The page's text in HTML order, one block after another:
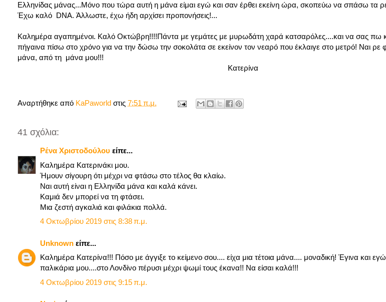
Ελληνίδας μάνας...Μόνο που τώρα αυτή η μάνα είμαι εγώ και σαν έρθει εκείνη ώρα, σκοπεύω να σπάσω τα
Έχω καλό DNA. Άλλωστε, έχω ήδη αρχίσει προπονήσεις!...
Καλημέρα αγαπημένοι. Καλό Οκτώβρη!!!!Πάντα με γεμάτες με μυρωδάτη χαρά κατσαρόλες....και να σας πω
πήγαινα πίσω στο χρόνο για να την δώσω την σοκολάτα σε εκείνον τον νεαρό που έκλαιγε στο μετρό! Ναι ρε
μάνα, από τη μάνα μου!!!
Κατερίνα
Αναρτήθηκε από KaPaworld στις 7:51 π.μ.
41 σχόλια:
Ρένα Χριστοδούλου είπε...
Καλημέρα Κατερινάκι μου.
Ήμουν σίγουρη ότι μέχρι να φτάσω στο τέλος θα κλαίω.
Ναι αυτή είναι η Ελληνίδα μάνα και καλά κάνει.
Καμιά δεν μπορεί να τη φτάσει.
Μια ζεστή αγκαλιά και φιλάκια πολλά.
4 Οκτωβρίου 2019 στις 8:38 π.μ.
Unknown είπε...
Καλημέρα Κατερίνα!!! Πόσο με άγγιξε το κείμενο σου.... είχα μια τέτοια μάνα.... μοναδική! Έγινα και
παλικάρια μου....στο Λονδίνο πέρυσι μέχρι ψωμί τους έκανα!! Να είσαι καλά!!!
4 Οκτωβρίου 2019 στις 9:15 π.μ.